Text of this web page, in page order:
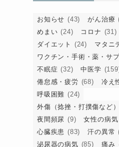
お知らせ (43) がん治療
めまい (24) コロナ (31)
ダイエット
(24) マタニ
ワクチン・手術・薬・サ
不眠症 (32) 中医学
倦怠感・疲労 (68) 冷え
呼吸困難 (24)
外傷（捻挫・打撲傷など）
夜間頻尿 (9) 女性の病気
心臓疾患 (83) 汗の異常
泌尿器の病気 (85) 痛み